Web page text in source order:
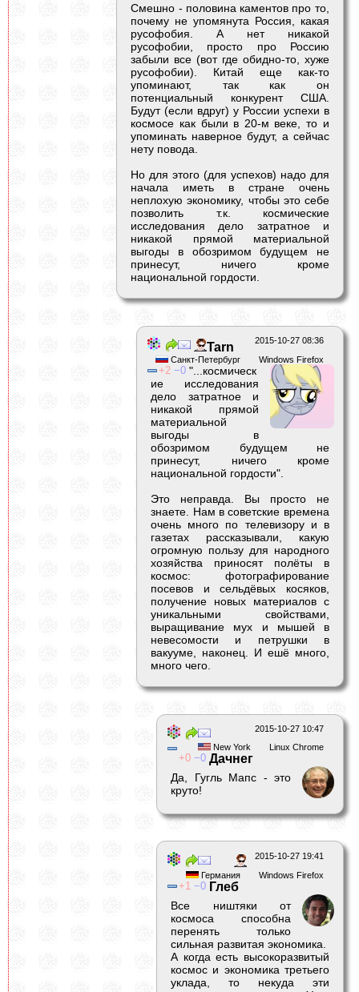
Смешно - половина каментов про то,
почему не упомянута Россия, какая
русофобия. А нет никакой
русофобии, просто про Россию
забыли все (вот где обидно-то, хуже
русофобии). Китай еще как-то
упоминают, так как он
потенциальный конкурент США.
Будут (если вдруг) у России успехи в
космосе как были в 20-м веке, то и
упоминать наверное будут, а сейчас
нету повода.
Но для этого (для успехов) надо для
начала иметь в стране очень
неплохую экономику, чтобы это себе
позволить т.к. космические
исследования дело затратное и
никакой прямой материальной
выгоды в обозримом будущем не
принесут, ничего кроме
национальной гордости.
2015-10-27 08:36
Windows Firefox
Санкт-Петербург
2 0
Tarn
"...космическ
ие исследования
дело затратное и
никакой прямой
материальной
выгоды в
обозримом будущем не
принесут, ничего кроме
национальной гордости".
Это неправда. Вы просто не
знаете. Нам в советские времена
очень много по телевизору и в
газетах рассказывали, какую
огромную пользу для народного
хозяйства приносят полёты в
космос: фотографирование
посевов и сельдёвых косяков,
получение новых материалов с
уникальными свойствами,
выращивание мух и мышей в
невесомости и петрушки в
вакууме, наконец. И ешё много,
много чего.
2015-10-27 10:47
Linux Chrome
New York
0 0 Дачнег
Да, Гугль Мапс - это
круто!
2015-10-27 19:41
Windows Firefox
Германия
1 0 Глеб
Все ништяки от
космоса способна
перенять только
сильная развитая экономика.
А когда есть высокоразвитый
космос и экономика третьего
уклада, то некуда эти